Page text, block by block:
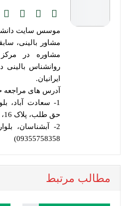
موسس سایت
روانشناس بالینی
ایرانیان.
آدرس های مراجعه
1- سعادت آباد،
حق طلب، پلاک 16، واحد 2
2- آبشناسان،
09355758358)
مطالب مرتبط